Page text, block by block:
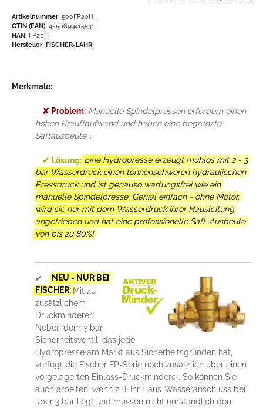
Artikelnummer: 500FP20H_
GTIN (EAN): 4250699415531
HAN: FP20H
Hersteller: FISCHER-LAHR
Merkmale:
✘ Problem: Manuelle Spindelpressen erfordern einen
hohen Krauftaufwand und haben eine begrenzte
Saftausbeute...
✔ Lösung: Eine Hydropresse erzeugt mühlos mit 2 - 3
bar Wasserdruck einen tonnenschweren hydraulischen
Pressdruck und ist genauso wartungsfrei wie ein
manuelle Spindelpresse. Genial einfach - ohne Motor,
wird sie nur mit dem Wasserdruck Ihrer Hausleitung
angetrieben und hat eine professionelle Saft-Ausbeute
von bis zu 80%!
✔ NEU - NUR BEI
FISCHER: Mit zu
zusätzlichem
Druckminderer!
Neben dem 3 bar
Sicherheitsventil, das jede
Hydropresse am Markt aus Sicherheitsgründen hat,
verfügt die Fischer FP-Serie noch zusätzlich über einen
vorgelagerten Einlass-Druckminderer. So können Sie
auch arbeiten, wenn z.B. Ihr Haus-Wasseranschluss bei
über 3 bar liegt und müssen nicht umständlich den